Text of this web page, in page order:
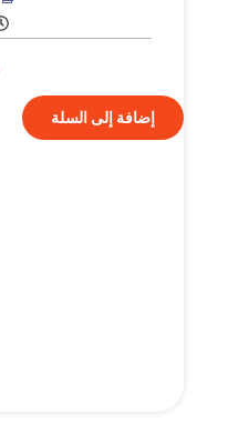
إضافة إلى السلة